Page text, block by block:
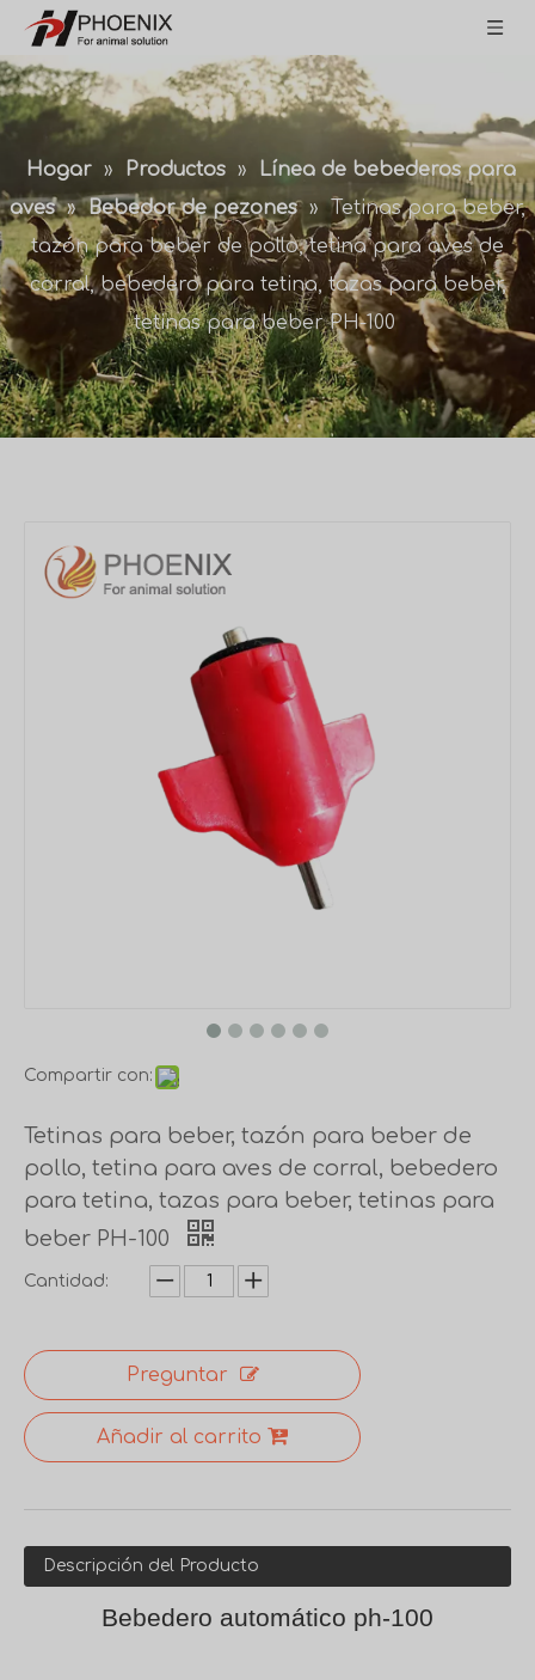
Hogar » Productos »
Línea de bebederos para
aves » Bebedor de pezones »
Tetinas para beber,
tazón para beber de pollo, tetina para aves de
corral, bebedero para tetina, tazas para beber,
tetinas para beber PH-100
Compartir con:
Tetinas para beber, tazón para beber de
pollo, tetina para aves de corral, bebedero
para tetina, tazas para beber, tetinas para
beber PH-100
Cantidad:
Preguntar
Añadir al carrito
Descripción del Producto
Bebedero automático ph-100